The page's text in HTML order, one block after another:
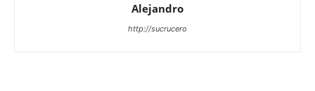
Alejandro
http://sucrucero